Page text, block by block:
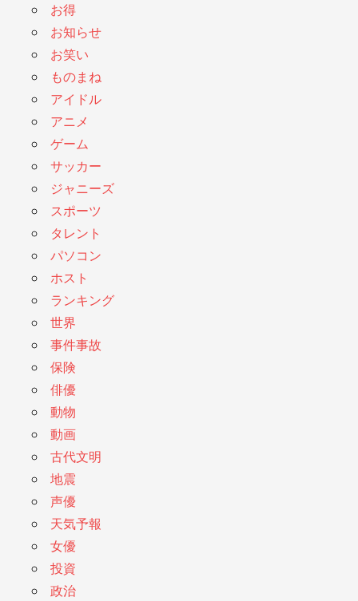
お得
お知らせ
お笑い
ものまね
アイドル
アニメ
ゲーム
サッカー
ジャニーズ
スポーツ
タレント
パソコン
ホスト
ランキング
世界
事件事故
保険
俳優
動物
動画
古代文明
地震
声優
天気予報
女優
投資
政治